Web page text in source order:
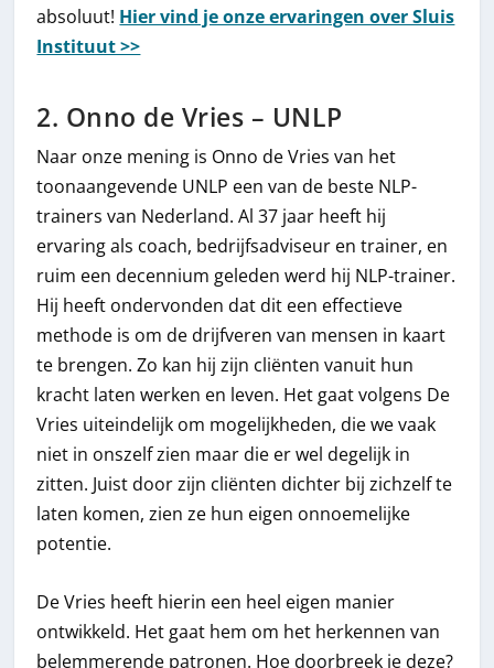
absoluut! Hier vind je onze ervaringen over Sluis
Instituut >>
2. Onno de Vries – UNLP
Naar onze mening is Onno de Vries van het
toonaangevende UNLP een van de beste NLP-
trainers van Nederland. Al 37 jaar heeft hij
ervaring als coach, bedrijfsadviseur en trainer, en
ruim een decennium geleden werd hij NLP-trainer.
Hij heeft ondervonden dat dit een effectieve
methode is om de drijfveren van mensen in kaart
te brengen. Zo kan hij zijn cliënten vanuit hun
kracht laten werken en leven. Het gaat volgens De
Vries uiteindelijk om mogelijkheden, die we vaak
niet in onszelf zien maar die er wel degelijk in
zitten. Juist door zijn cliënten dichter bij zichzelf te
laten komen, zien ze hun eigen onnoemelijke
potentie.
De Vries heeft hierin een heel eigen manier
ontwikkeld. Het gaat hem om het herkennen van
belemmerende patronen. Hoe doorbreek je deze?